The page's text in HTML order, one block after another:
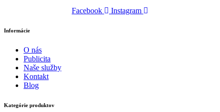
Facebook
Instagram
Informácie
O nás
Publicita
Naše služby
Kontakt
Blog
Kategórie produktov